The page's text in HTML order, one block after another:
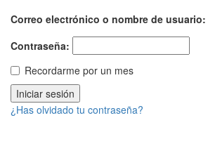
Correo electrónico o nombre de usuario:
Contraseña:
Recordarme por un mes
¿Has olvidado tu contraseña?